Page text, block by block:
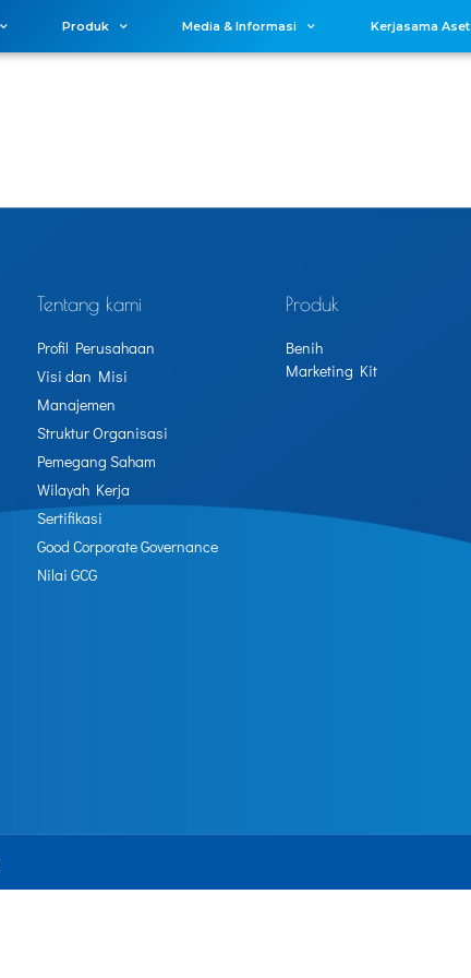
Produk Media & Informasi Kerjasama Aset
Tentang kami
Profil Perusahaan
Visi dan Misi
Manajemen
Struktur Organisasi
Pemegang Saham
Wilayah Kerja
Sertifikasi
Good Corporate Governance
Nilai GCG
Produk
Benih
Marketing Kit